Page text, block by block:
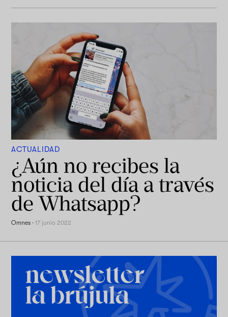
ACTUALIDAD
¿Aún no recibes la
noticia del día a través
de Whatsapp?
Omnes ·17 junio 2022